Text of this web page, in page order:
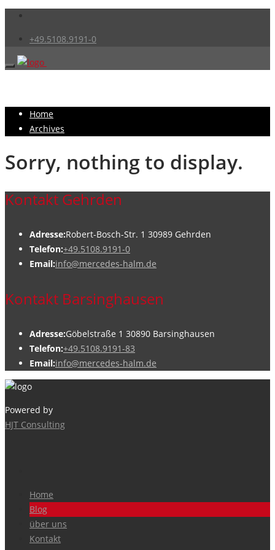
+49.5108.9191-0
Home
Archives
Sorry, nothing to display.
Kontakt Gehrden
Adresse:Robert-Bosch-Str. 1 30989 Gehrden
Telefon:+49.5108.9191-0
Email:info@mercedes-halm.de
Kontakt Barsinghausen
Adresse:Göbelstraße 1 30890 Barsinghausen
Telefon:+49.5108.9191-83
Email:info@mercedes-halm.de
Powered by
HJT Consulting
Home
Blog
über uns
Kontakt